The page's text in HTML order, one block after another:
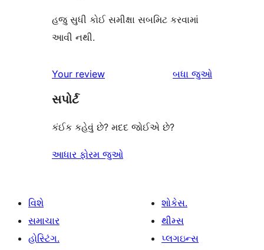
હજુ સુધી કોઈ સમીક્ષા સબમિટ કરવામાં
આવી નથી.
Your review બધા સમીક્ષાઓ
જુઓ
સપોર્ટ
કંઈક કહેવું છે? મદદ જોઈએ છે?
આધાર ફોરમ જુઓ
વિશે
સમાચાર
હોસ્ટિંગ.
શોકેસ.
થીમ્સ
પ્લગઇન્સ